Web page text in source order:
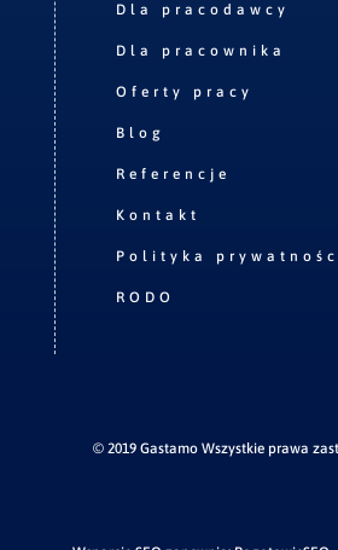
Dla pracodawcy
Dla pracownika
Oferty pracy
Blog
Referencje
Kontakt
Polityka
RODO
© 2019 Gastamo Wszystkie prawa